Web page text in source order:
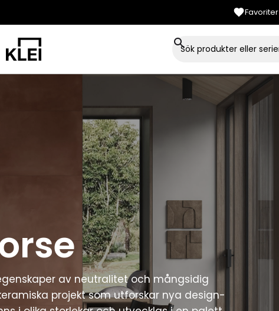
Favoriter
av neutralitet och mångsidig
projekt som utforskar nya design-